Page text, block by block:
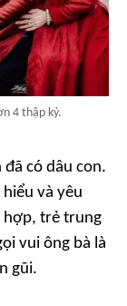
4 thập kỷ.
đã có dâu con.
và yêu
hợp, trẻ trung
vui ông bà là
gũi.